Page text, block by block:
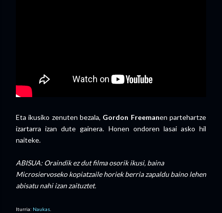
Eta ikusiko zenuten bezala, Gordon Freemanen partehartze
izartarra izan dute gainera. Honen ondoren lasai asko hil
naiteke.
ABISUA: Oraindik ez dut filma osorik ikusi, baina
Microsiervoseko kopiatzaile horiek berria zapaldu baino lehen
abisatu nahi izan zaituztet.
Iturria: Naukas